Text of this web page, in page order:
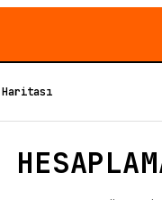
Haritası